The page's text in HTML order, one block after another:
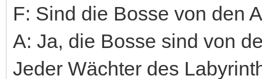
F: Sind die Bosse von den
A: Ja, die Bosse sind von
Jeder Wächter des